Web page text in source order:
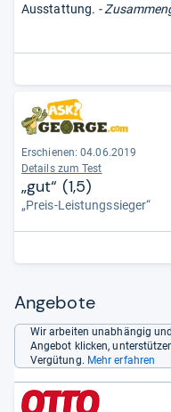
Ausstattung. -
Erschienen: 04.06.2019
Details zum Test
„gut“ (1,5)
„Preis-Leistungssieger“
Angebote
Wir arbeiten unabhängig
Angebot klicken,
Vergütung. Mehr erfahren